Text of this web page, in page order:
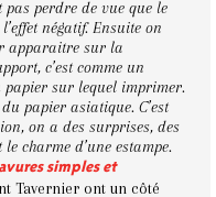
perdre de vue que le
négatif. Ensuite on
apparaitre sur la
c’est comme un
papier sur lequel imprimer.
papier asiatique. C’est
on a des surprises, des
charme d’une estampe.
simples et
Tavernier ont un côté